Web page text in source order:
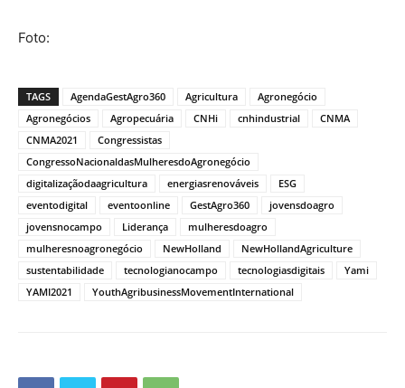
Foto:
TAGS AgendaGestAgro360 Agricultura
Agronegócio
Agronegócios
Agropecuária CNHi cnhindustrial
CNMA
CNMA2021
Congressistas
CongressoNacionaldasMulheresdoAgronegócio
digitalizaçãodaagricultura
energiasrenováveis
ESG
eventodigital
eventoonline GestAgro360
jovensdoagro
jovensnocampo
Liderança
mulheresdoagro
mulheresnoagronegócio
NewHolland
NewHollandAgriculture
sustentabilidade
tecnologianocampo tecnologiasdigitais
Yami
YAMI2021
YouthAgribusinessMovementInternational